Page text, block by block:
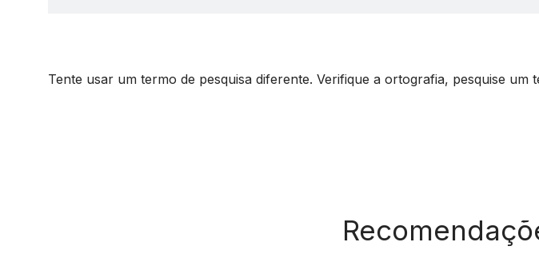
Tente usar um termo de pesquisa diferente. Verifique a ortografia, pesquise